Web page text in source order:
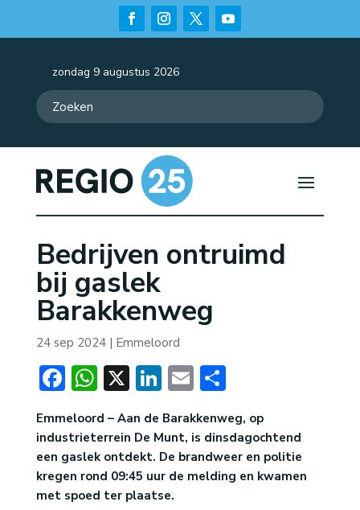
zondag 9 augustus 2026
Bedrijven ontruimd
bij gaslek
Barakkenweg
24 sep 2024| Emmeloord
Facebook
WhatsApp
X LinkedIn
EmailDelen
Emmeloord – Aan de Barakkenweg, op
industrieterrein De Munt, is dinsdagochtend
een gaslek ontdekt. De brandweer en politie
kregen rond 09:45 uur de melding en kwamen
met spoed ter plaatse.